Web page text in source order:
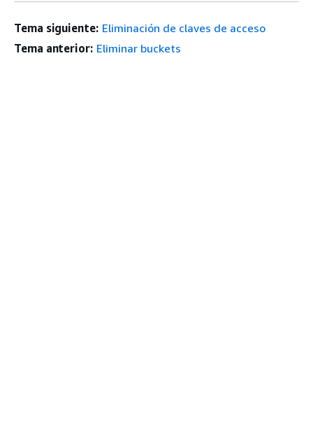
Tema siguiente: Eliminación de claves de acceso
Tema anterior: Eliminar buckets